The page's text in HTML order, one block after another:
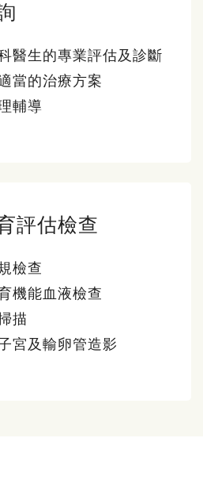
醫生的專業評估及診斷
當的治療方案
輔導
評估檢查
檢查
機能血液檢查
描
宮及輸卵管造影